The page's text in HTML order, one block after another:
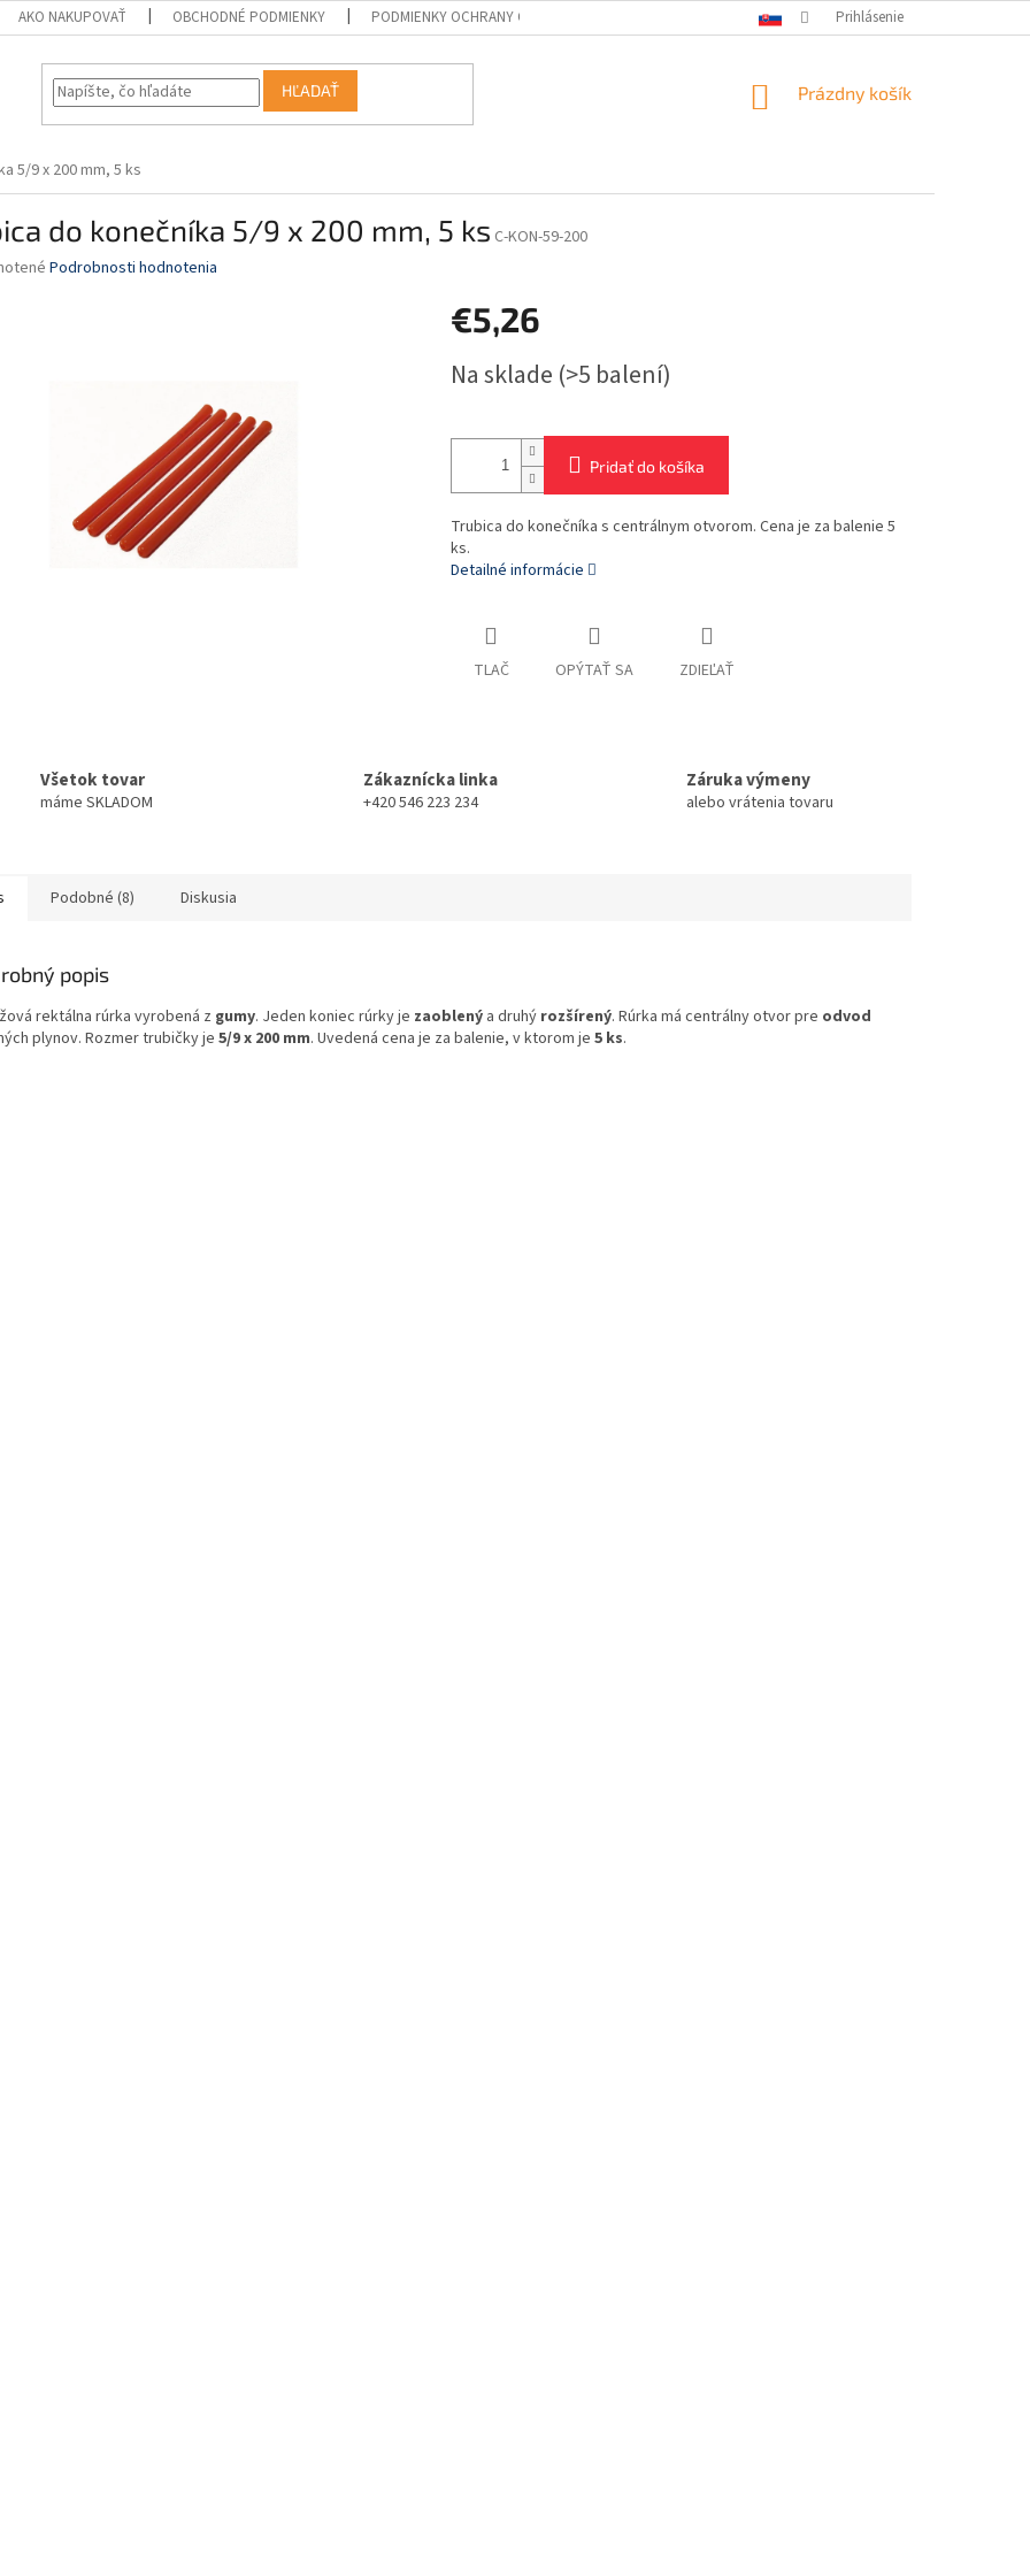
AKO NAKUPOVAŤ OBCHODNÉ PODMIENKY PODMIENKY OCHRANY OSOBNÝCH ÚDAJOV Prihlásenie
HĽADAŤ
NÁKUPNÝ
Prázdny košík
5/9 x 200 mm, 5 ks
do konečníka 5/9 x 200 mm, 5 ks C-KON-59-200
Podrobnosti hodnotenia
€5,26
cena:
Na sklade (>5 balení)
Pridať do košíka
Trubica do konečníka s centrálnym otvorom. Cena je za balenie 5
ks.
Detailné informácie
TLAČ OPÝTAŤ SA ZDIEĽAŤ
Všetok tovar
máme SKLADOM
Zákaznícka linka
+420 546 223 234
Záruka výmeny
alebo vrátenia tovaru
Podobné (8) Diskusia
popis
rektálna rúrka vyrobená z gumy. Jeden koniec rúrky je zaoblený a druhý rozšírený. Rúrka má centrálny otvor pre odvod
plynov. Rozmer trubičky je 5/9 x 200 mm. Uvedená cena je za balenie, v ktorom je 5 ks.